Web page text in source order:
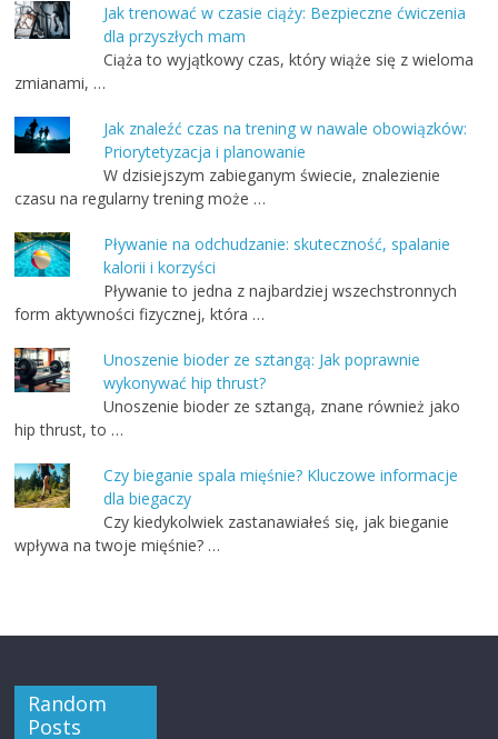
Jak trenować w czasie ciąży: Bezpieczne ćwiczenia
dla przyszłych mam
Ciąża to wyjątkowy czas, który wiąże się z wieloma
zmianami, …
Jak znaleźć czas na trening w nawale obowiązków:
Priorytetyzacja i planowanie
W dzisiejszym zabieganym świecie, znalezienie
czasu na regularny trening może …
Pływanie na odchudzanie: skuteczność, spalanie
kalorii i korzyści
Pływanie to jedna z najbardziej wszechstronnych
form aktywności fizycznej, która …
Unoszenie bioder ze sztangą: Jak poprawnie
wykonywać hip thrust?
Unoszenie bioder ze sztangą, znane również jako
hip thrust, to …
Czy bieganie spala mięśnie? Kluczowe informacje
dla biegaczy
Czy kiedykolwiek zastanawiałeś się, jak bieganie
wpływa na twoje mięśnie? …
Random
Posts